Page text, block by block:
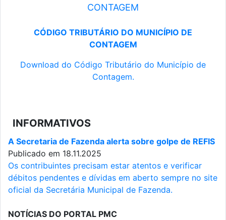
CONTAGEM
CÓDIGO TRIBUTÁRIO DO MUNICÍPIO DE
CONTAGEM
Download do Código Tributário do Município de
Contagem.
INFORMATIVOS
A Secretaria de Fazenda alerta sobre golpe de REFIS
Publicado em 18.11.2025
Os contribuintes precisam estar atentos e verificar
débitos pendentes e dívidas em aberto sempre no site
oficial da Secretária Municipal de Fazenda.
NOTÍCIAS DO PORTAL PMC